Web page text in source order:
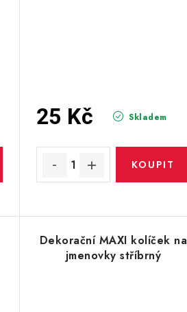
Skladem
25 Kč
Dekorační MAXI kolíček na
jmenovky stříbrný